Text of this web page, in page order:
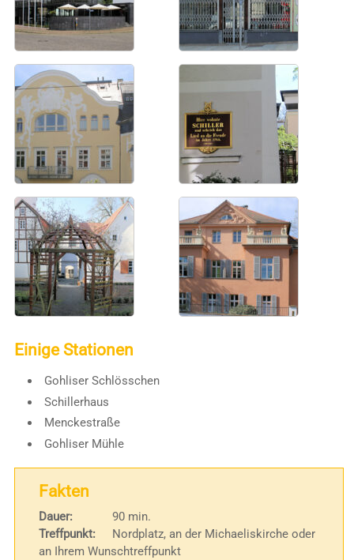
Einige Stationen
Gohliser Schlösschen
Schillerhaus
Menckestraße
Gohliser Mühle
Fakten
Dauer:
90 min.
Treffpunkt:
Nordplatz, an der Michaeliskirche oder
an Ihrem Wunschtreffpunkt